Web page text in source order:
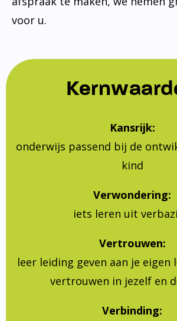
voor u.
Kansrijk:
onderwijs passend bij de
kind
Verwondering:
iets leren uit
Vertrouwen:
leer leiding geven aan je eigen
vertrouwen in jezelf en
Verbinding: